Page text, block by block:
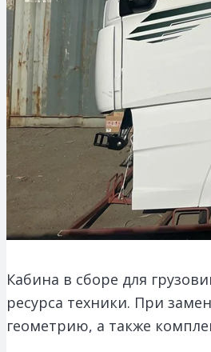
Кабина в сборе для
ресурса техники. При
геометрию, а также